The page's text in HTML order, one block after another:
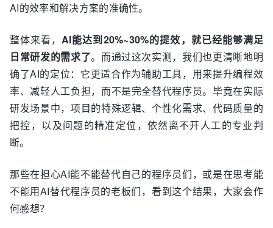
AI的效率和解决方案的准确性。
整体来看，AI能达到20%~30%的提效，就已经能够满足
日常研发的需求了。而通过这次实测，我们也更清晰地明
确了AI的定位：它更适合作为辅助工具，用来提升编程效
率、减轻人工负担，而不是完全替代程序员。毕竟在实际
研发场景中，项目的特殊逻辑、个性化需求、代码质量的
把控，以及问题的精准定位，依然离不开人工的专业判
断。
那些在担心AI能不能替代自己的程序员们，或是在思考能
不能用AI替代程序员的老板们，看到这个结果，大家会作
何感想？